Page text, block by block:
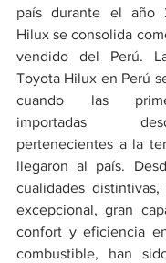
país durante el año
Hilux se consolida
vendido del Perú.
Toyota Hilux en Perú
cuando las
importadas
pertenecientes a la
llegaron al país.
cualidades
excepcional, gran
confort y eficiencia
combustible, han